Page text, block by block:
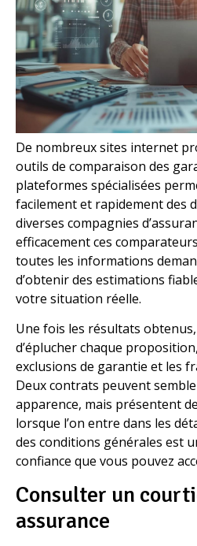
De nombreux sites internet
outils de comparaison des
plateformes spécialisées
facilement et rapidement des
diverses compagnies
efficacement ces
toutes les informations
d’obtenir des estimations
votre situation réelle.
Une fois les résultats
d’éplucher chaque
exclusions de garantie et les
Deux contrats peuvent
apparence, mais présentent
lorsque l’on entre dans les
des conditions générales est
confiance que vous pouvez
Consulter un
assurance